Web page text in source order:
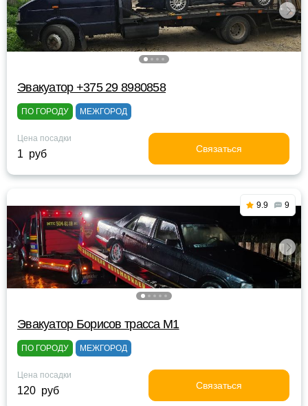
Эвакуатор +375 29 8980858
ПО ГОРОДУ МЕЖГОРОД
Цена посадки
1 руб Связаться
9.9 9
Эвакуатор Борисов трасса М1
ПО ГОРОДУ МЕЖГОРОД
Цена посадки
120 руб Связаться